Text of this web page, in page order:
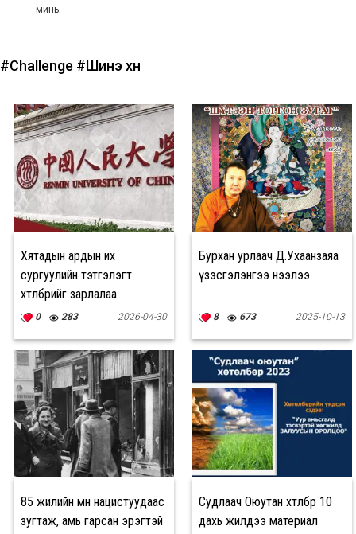
минь.
#Challenge #Шинэ хүн
Хятадын ардын их
сургуулийн тэтгэлэгт
хөтөлбөрийг зарлалаа
0 283 2026-04-30
Бурхан урлаач Д.Ухаанзаяа
үзэсгэлэнгээ нээлээ
8 673 2025-10-13
85 жилийн өмнө нацистуудаас
зугтаж, амь гарсан эрэгтэй
Судлаач Оюутан хөтөлбөр 10
дахь жилдээ материал